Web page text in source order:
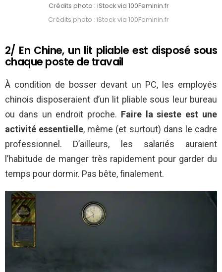
Crédits photo : iStock via 100Feminin.fr
Crédits photo : iStock via 100Feminin.fr
2/ En Chine, un lit pliable est disposé sous
chaque poste de travail
À condition de bosser devant un PC, les employés
chinois disposeraient d’un lit pliable sous leur bureau
ou dans un endroit proche. Faire la sieste est une
activité essentielle, même (et surtout) dans le cadre
professionnel. D’ailleurs, les salariés auraient
l’habitude de manger très rapidement pour garder du
temps pour dormir. Pas bête, finalement.